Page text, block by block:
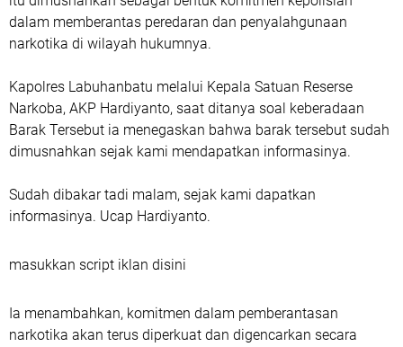
dalam memberantas peredaran dan penyalahgunaan
narkotika di wilayah hukumnya.
Kapolres Labuhanbatu melalui Kepala Satuan Reserse
Narkoba, AKP Hardiyanto, saat ditanya soal keberadaan
Barak Tersebut ia menegaskan bahwa barak tersebut sudah
dimusnahkan sejak kami mendapatkan informasinya.
Sudah dibakar tadi malam, sejak kami dapatkan
informasinya. Ucap Hardiyanto.
masukkan script iklan disini
Ia menambahkan, komitmen dalam pemberantasan
narkotika akan terus diperkuat dan digencarkan secara